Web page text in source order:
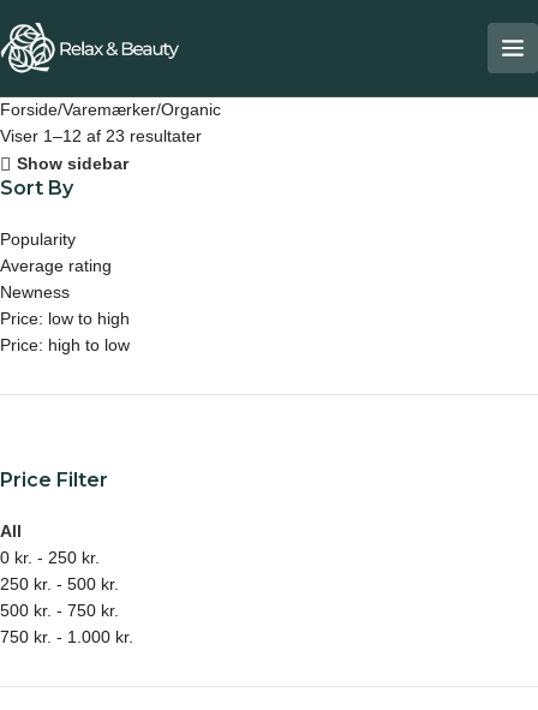
Forside Varemærker Organic
Viser 1–12 af 23 resultater
Show sidebar
Sort By
Popularity
Average rating
Newness
Price: low to high
Price: high to low
Price Filter
All
0 kr. - 250 kr.
250 kr. - 500 kr.
500 kr. - 750 kr.
750 kr. - 1.000 kr.